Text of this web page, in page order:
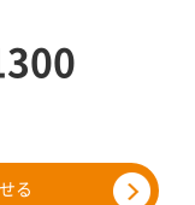
る